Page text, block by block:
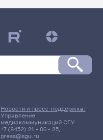
Новости и пресс-поддержка:
Управление
медиакоммуникаций СГУ
+7 (8452) 21 - 06 - 25,
press@sgu.ru